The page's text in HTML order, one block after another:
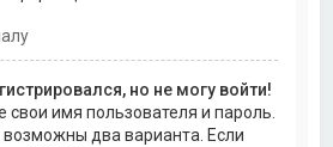
но не могу войти!
свои имя пользователя и пароль.
возможны два варианта. Если